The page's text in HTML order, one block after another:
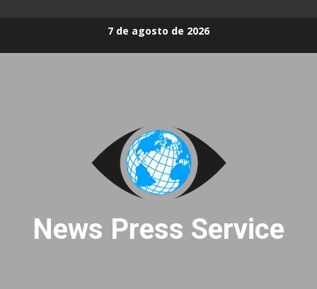
7 de agosto de 2026
News Press Service